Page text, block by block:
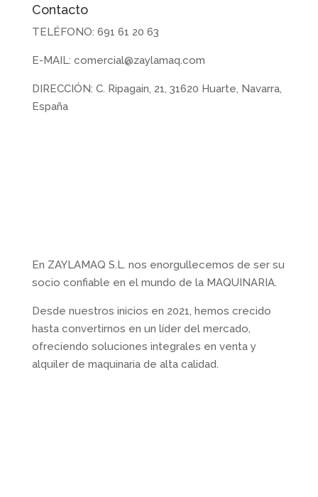
Contacto
TELÉFONO: 691 61 20 63
E-MAIL: comercial@zaylamaq.com
DIRECCIÓN: C. Ripagain, 21, 31620 Huarte, Navarra,
España
En ZAYLAMAQ S.L. nos enorgullecemos de ser su
socio confiable en el mundo de la MAQUINARIA.
Desde nuestros inicios en 2021, hemos crecido
hasta convertirnos en un líder del mercado,
ofreciendo soluciones integrales en venta y
alquiler de maquinaria de alta calidad.